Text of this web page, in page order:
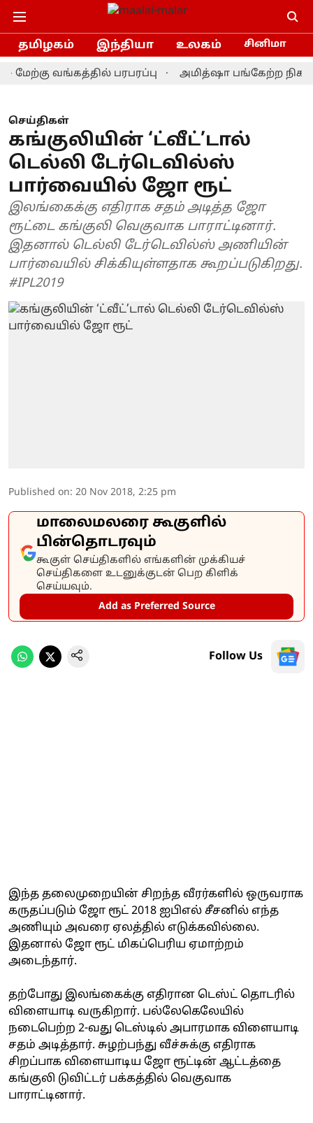
தமிழகம் இந்தியா உலகம் சினிமா
வங்கத்தில் பரபரப்பு அமித்ஷா பங்கேற்ற
செய்திகள்
கங்குலியின் ‘ட்வீட்’டால்
டெல்லி டேர்டெவில்ஸ்
பார்வையில் ஜோ ரூட்
இலங்கைக்கு எதிராக சதம் அடித்த ஜோ
ரூட்டை கங்குலி வெகுவாக பாராட்டினார்.
இதனால் டெல்லி டேர்டெவில்ஸ் அணியின்
பார்வையில் சிக்கியுள்ளதாக கூறப்படுகிறது.
#IPL2019
Published on: 20 Nov 2018, 2:25 pm
மாலைமலரை கூகுளில்
பின்தொடரவும்
கூகுள் செய்திகளில் எங்களின் முக்கியச்
செய்திகளை உடனுக்குடன் பெற கிளிக்
செய்யவும்.
Add as Preferred Source
Follow Us
இந்த தலைமுறையின் சிறந்த வீரர்களில் ஒருவராக
கருதப்படும் ஜோ ரூட் 2018 ஐபிஎல் சீசனில் எந்த
அணியும் அவரை ஏலத்தில் எடுக்கவில்லை.
இதனால் ஜோ ரூட் மிகப்பெரிய ஏமாற்றம்
அடைந்தார்.
தற்போது இலங்கைக்கு எதிரான டெஸ்ட் தொடரில்
விளையாடி வருகிறார். பல்லேகெலேயில்
நடைபெற்ற 2-வது டெஸ்டில் அபாரமாக விளையாடி
சதம் அடித்தார். சுழற்பந்து வீச்சுக்கு எதிராக
சிறப்பாக விளையாடிய ஜோ ரூட்டின் ஆட்டத்தை
கங்குலி டுவிட்டர் பக்கத்தில் வெகுவாக
பாராட்டினார்.